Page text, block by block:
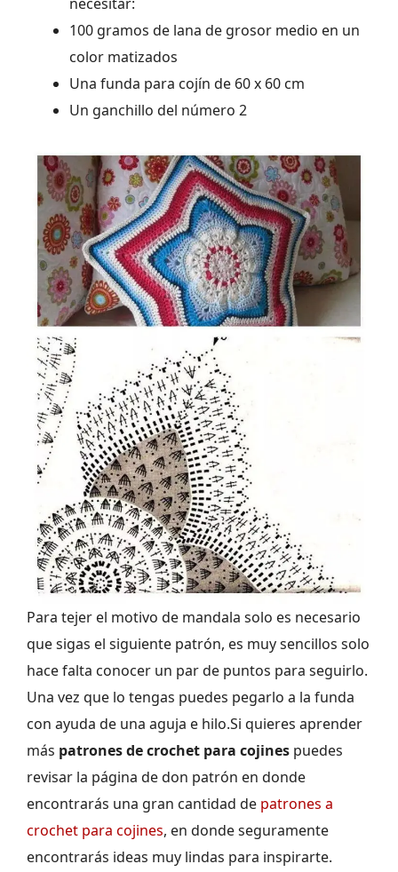
100 gramos de lana de grosor medio en un
color matizados
Una funda para cojín de 60 x 60 cm
Un ganchillo del número 2
Para tejer el motivo de mandala solo es necesario
que sigas el siguiente patrón, es muy sencillos solo
hace falta conocer un par de puntos para seguirlo.
Una vez que lo tengas puedes pegarlo a la funda
con ayuda de una aguja e hilo.Si quieres aprender
más patrones de crochet para cojines puedes
revisar la página de don patrón en donde
encontrarás una gran cantidad de patrones a
crochet para cojines, en donde seguramente
encontrarás ideas muy lindas para inspirarte.